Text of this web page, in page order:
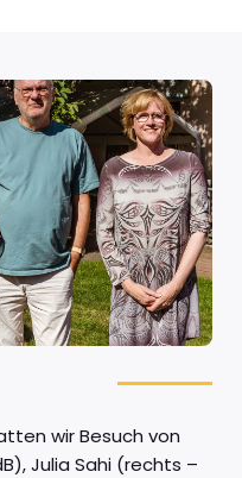
wir Besuch von
Julia Sahi (rechts –